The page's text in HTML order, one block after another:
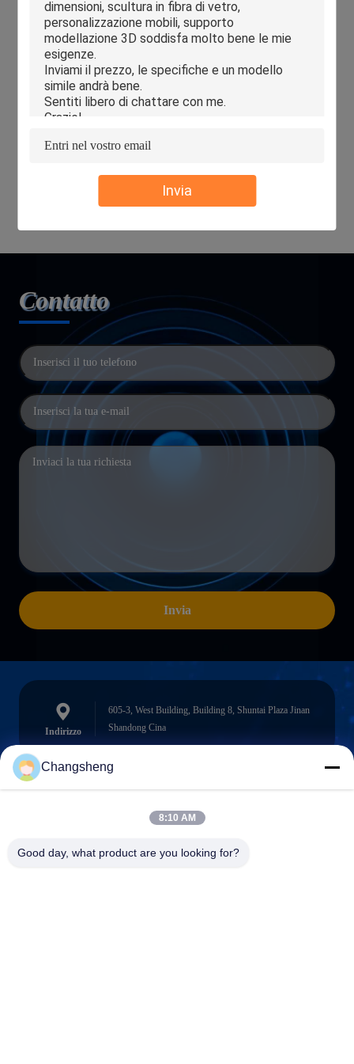
Invia
anche rigorosamente i dipendenti o gli appaltatori esterni che
potrebbero essere esposti alle tue informazioni, inclusi, a
titolo esemplificativo, la firma di accordi di riservatezza con
loro, l'adozione di diversi controlli di autorità a seconda della
posizione e il monitoraggio delle loro operazioni.
Protezione dei Minori
Attribuiamo importanza alla protezione delle informazioni
informativa sulla privacy e di utilizzare i nostri servizi o fornirci
Contatto
Invia
Indirizzo
605-3, West Building, Building 8, Shuntai Plaza Jinan
Shandong Cina
roger@decorationsculpture.com
Changsheng
8:10 AM
Good day, what product are you looking for?